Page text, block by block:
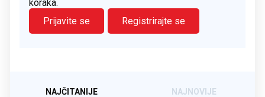
koraka.
Prijavite se
Registrirajte se
NAJČITANIJE NAJNOVIJE